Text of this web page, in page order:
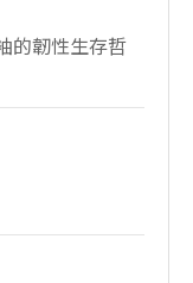
的韌性生存哲